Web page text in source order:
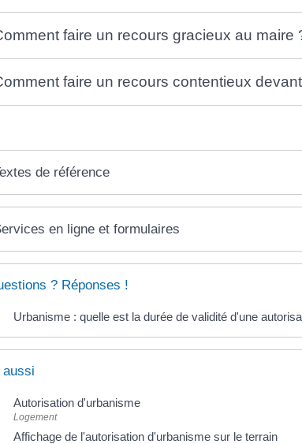
faire un recours gracieux au maire
faire un recours contentieux
de référence
en ligne et formulaires
? Réponses !
Urbanisme : quelle est la durée de validité d'une
aussi
Autorisation d'urbanisme
Logement
Affichage de l'autorisation d'urbanisme sur le terrain